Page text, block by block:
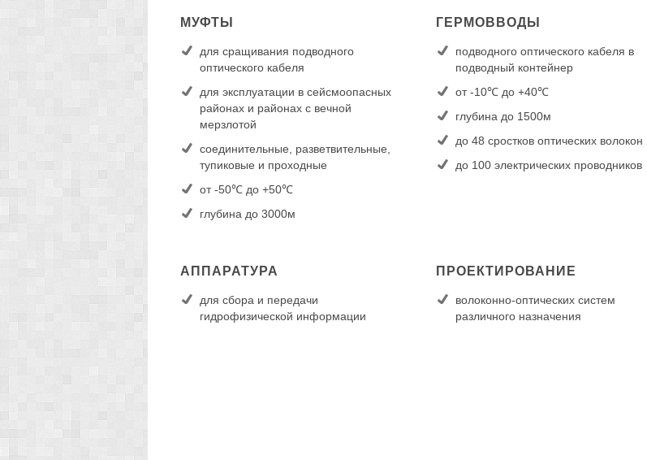
МУФТЫ
для сращивания подводного
оптического кабеля
для эксплуатации в сейсмоопасных
районах и районах с вечной
мерзлотой
соединительные, разветвительные,
тупиковые и проходные
от -50℃ до +50℃
глубина до 3000м
ГЕРМОВВОДЫ
подводного оптического кабеля в
подводный контейнер
от -10℃ до +40℃
глубина до 1500м
до 48 сростков оптических волокон
до 100 электрических проводников
АППАРАТУРА
для сбора и передачи
гидрофизической информации
ПРОЕКТИРОВАНИЕ
волоконно-оптических систем
различного назначения